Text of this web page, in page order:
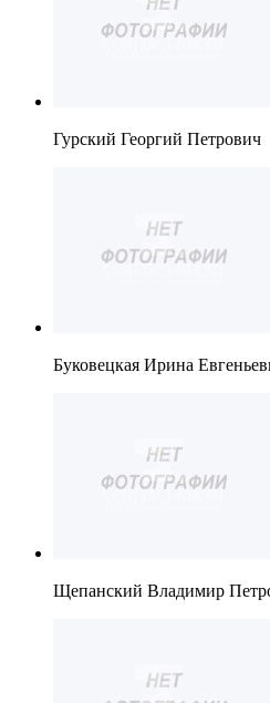
Гурский Георгий Петрович
Буковецкая Ирина
Щепанский Владимир